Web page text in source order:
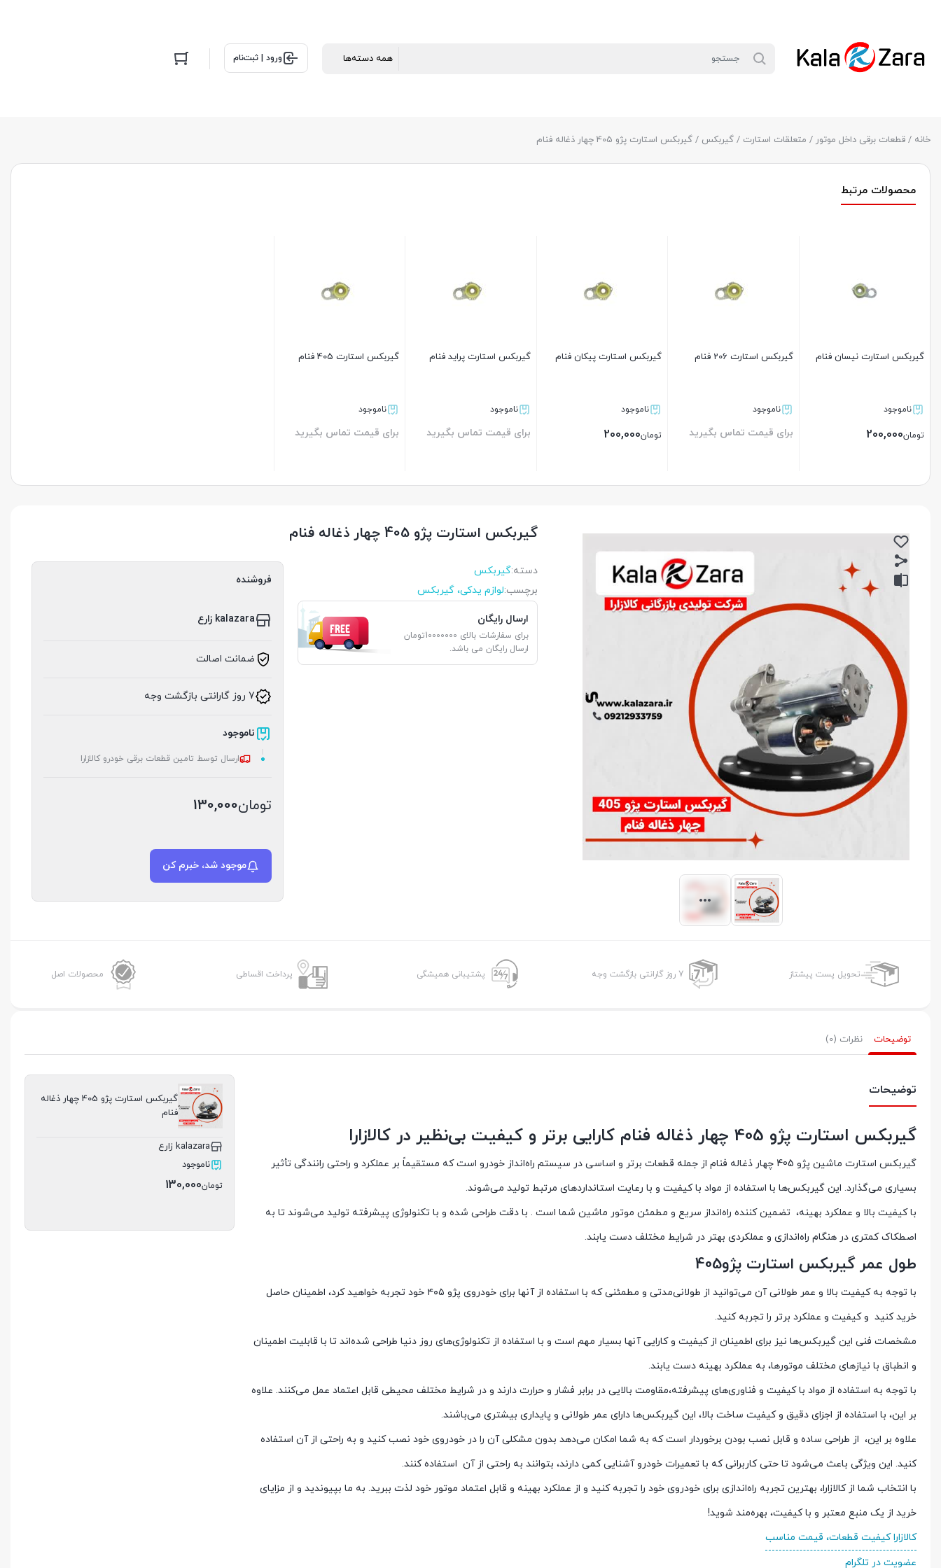
ورود | ثبت‌نام
خانه / قطعات برقی داخل موتور / متعلقات استارت / گیربکس / گیربکس استارت پژو 405 چهار ذغاله فنام
محصولات مرتبط
گیربکس استارت نیسان فنام
ناموجود
تومان200,000
بستن
گیربکس استارت 206 فنام
ناموجود
برای قیمت تماس بگیرید
بستن
گیربکس استارت پیکان فنام
ناموجود
تومان200,000
بستن
گیربکس استارت پراید فنام
ناموجود
برای قیمت تماس بگیرید
بستن
گیربکس استارت 405 فنام
ناموجود
برای قیمت تماس بگیرید
بستن
گیربکس استارت پژو 405 چهار ذغاله فنام
دسته:گیربکس
برچسب:لوازم یدکی، گیربکس
ارسال رایگان
برای سفارشات بالای 10000000تومان
ارسال رایگان می باشد.
فروشنده
kalazara زارع
ضمانت اصالت
7 روز گارانتی بازگشت وجه
ناموجود
ارسال توسط تامین قطعات برقی خودرو کالازارا
تومان130,000
موجود شد، خبرم کن
تحویل پست پیشتاز 7 روز گارانتی بازگشت وجه پشتیبانی همیشگی پرداخت اقساطی محصولات اصل
توضیحات نظرات (0)
توضیحات
گیربکس استارت پژو 405 چهار ذغاله فنام کارایی برتر و کیفیت بی‌نظیر در کالازارا
گیربکس استارت ماشین پژو 405 چهار ذغاله فنام از جمله قطعات برتر و اساسی در سیستم راه‌انداز خودرو است که مستقیماً بر عملکرد و راحتی رانندگی تأثیر
بسیاری می‌گذارد. این گیربکس‌ها با استفاده از مواد با کیفیت و با رعایت استانداردهای مرتبط تولید می‌شوند.
با کیفیت بالا و عملکرد بهینه، تضمین کننده راه‌انداز سریع و مطمئن موتور ماشین شما است . با دقت طراحی شده و با تکنولوژی پیشرفته تولید می‌شوند تا به
اصطکاک کمتری در هنگام راه‌اندازی و عملکردی بهتر در شرایط مختلف دست یابند.
طول عمر گیربکس استارت پژو405
با توجه به کیفیت بالا و عمر طولانی آن می‌توانید از طولانی‌مدتی و مطمئنی که با استفاده از آنها برای خودروی پژو ۴۰۵ خود تجربه خواهید کرد، اطمینان حاصل
خرید کنید و کیفیت و عملکرد برتر را تجربه کنید.
مشخصات فنی این گیربکس‌ها نیز برای اطمینان از کیفیت و کارایی آنها بسیار مهم است و با استفاده از تکنولوژی‌های روز دنیا طراحی شده‌اند تا با قابلیت اطمینان
و انطباق با نیازهای مختلف موتورها، به عملکرد بهینه دست یابند.
با توجه به استفاده از مواد با کیفیت و فناوری‌های پیشرفته،مقاومت بالایی در برابر فشار و حرارت دارند و در شرایط مختلف محیطی قابل اعتماد عمل می‌کنند. علاوه
بر این، با استفاده از اجزای دقیق و کیفیت ساخت بالا، این گیربکس‌ها دارای عمر طولانی و پایداری بیشتری می‌باشند.
علاوه بر این، از طراحی ساده و قابل نصب بودن برخوردار است که به شما امکان می‌دهد بدون مشکلی آن را در خودروی خود نصب کنید و به راحتی از آن استفاده
کنید. این ویژگی باعث می‌شود تا حتی کاربرانی که با تعمیرات خودرو آشنایی کمی دارند، بتوانند به راحتی از آن استفاده کنند.
با انتخاب شما از کالازارا، بهترین تجربه راه‌اندازی برای خودروی خود را تجربه کنید و از عملکرد بهینه و قابل اعتماد موتور خود لذت ببرید. به ما بپیوندید و از مزایای
خرید از یک منبع معتبر و با کیفیت، بهره‌مند شوید!
کالازارا کیفیت قطعات، قیمت مناسب
عضویت در تلگرام
گیربکس استارت پژو 405 چهار ذغاله
فنام
kalazara زارع
ناموجود
تومان130,000